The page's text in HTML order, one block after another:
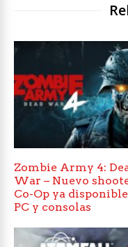
Zombie Army 4:
War – Nuevo
Co-Op ya
PC y consolas